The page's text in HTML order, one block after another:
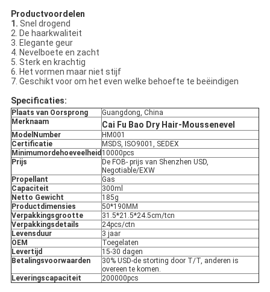
Productvoordelen
1. Snel drogend
2. De haarkwaliteit
3. Elegante geur
4. Nevelboete en zacht
5. Sterk en krachtig
6. Het vormen maar niet stijf
7. Geschikt voor om het even welke behoefte te beëindigen
Specificaties:
Plaats van Oorsprong
Guangdong, China
Merknaam
Cai Fu Bao Dry Hair-Moussenevel
ModelNumber
HM001
Certificatie
MSDS, ISO9001, SEDEX
Minimumordehoeveelheid 10000pcs
Prijs
De FOB- prijs van Shenzhen USD,
Negotiable/EXW
Propellant
Gas
Capaciteit
300ml
Netto Gewicht
185g
Productdimensies
50*190MM
Verpakkingsgrootte
31.5*21.5*24.5cm/tcn
Verpakkingsdetails
24pcs/ctn
Levensduur
3 jaar
OEM
Toegelaten
Levertijd
15-30 dagen
Betalingsvoorwaarden
30% USD-de storting door T/T, anderen is
overeen te komen.
Leveringscapaciteit
200000pcs